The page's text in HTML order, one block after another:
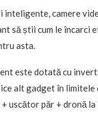
camere
să știi cum le încarci
asta.
este dotată cu
alt gadget în limitele
uscător păr + dronă